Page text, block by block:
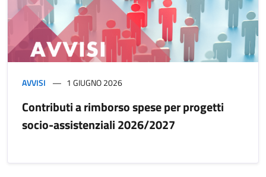
AVVISI 1 GIUGNO 2026
Contributi a rimborso spese per progetti
socio-assistenziali 2026/2027